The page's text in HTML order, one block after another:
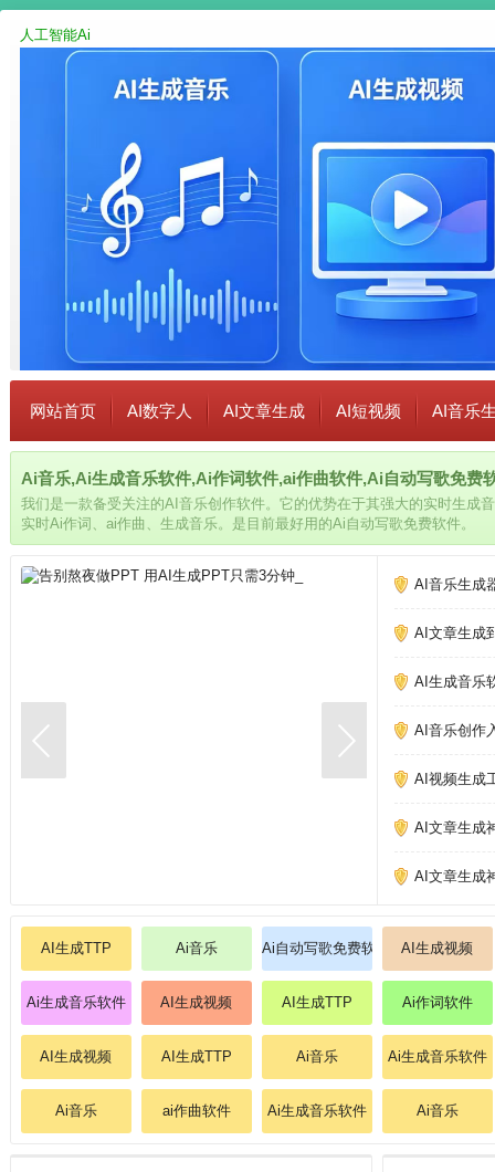
人工智能Ai
网站首页 AI数字人 AI文章生成 AI短视频 AI音乐
Ai音乐,Ai生成音乐软件,Ai作词软件,ai作曲软件,Ai自动写歌免费
我们是一款备受关注的AI音乐创作软件。它的优势在于其强大的实时生成
实时Ai作词、ai作曲、生成音乐。是目前最好用的Ai自动写歌免费软件。
AI音乐生成
AI文章生成
AI生成音乐
AI音乐创作
AI视频生成
AI文章生成
AI文章生成
AI生成TTP Ai音乐 Ai自动写歌免费软件 AI生成视频
Ai生成音乐软件 AI生成视频 AI生成TTP Ai作词软件
AI生成视频 AI生成TTP Ai音乐 Ai生成音乐软件
Ai音乐 ai作曲软件 Ai生成音乐软件 Ai音乐